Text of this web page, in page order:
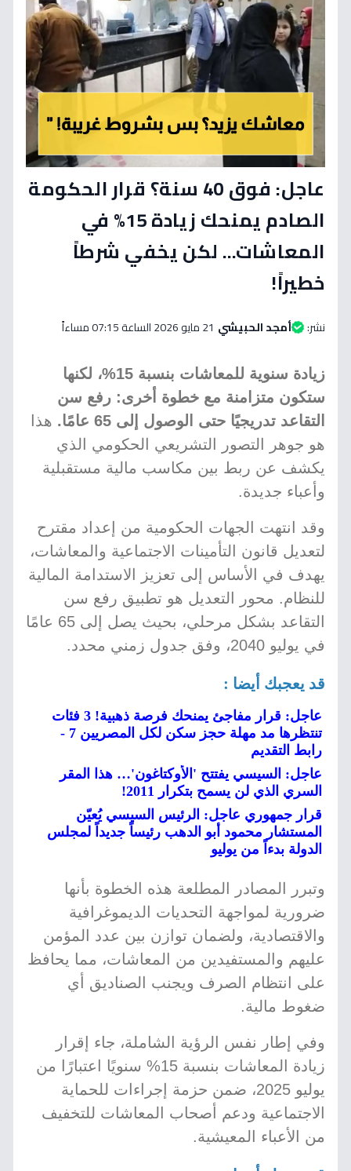
عاجل: فوق 40 سنة؟ قرار الحكومة
الصادم يمنحك زيادة 15% في
المعاشات... لكن يخفي شرطاً
خطيراً!
نشر: أمجد الحبيشي 21 مايو 2026 الساعة 07:15 مساءاً
زيادة سنوية للمعاشات بنسبة 15%، لكنها
ستكون متزامنة مع خطوة أخرى: رفع سن
التقاعد تدريجيًا حتى الوصول إلى 65 عامًا.
هذا
هو جوهر التصور التشريعي الحكومي الذي
يكشف عن ربط بين مكاسب مالية مستقبلية
وأعباء جديدة.
وقد انتهت الجهات الحكومية من إعداد مقترح
لتعديل قانون التأمينات الاجتماعية والمعاشات،
يهدف في الأساس إلى تعزيز الاستدامة المالية
للنظام. محور التعديل هو تطبيق رفع سن
التقاعد بشكل مرحلي، بحيث يصل إلى 65 عامًا
في يوليو 2040، وفق جدول زمني محدد.
قد يعجبك أيضا :
عاجل: قرار مفاجئ يمنحك فرصة ذهبية! 3 فئات
تنتظرها مد مهلة حجز سكن لكل المصريين 7 -
رابط التقديم
عاجل: السيسي يفتتح 'الأوكتاغون'… هذا المقر
السري الذي لن يسمح بتكرار 2011!
قرار جمهوري عاجل: الرئيس السيسي يُعيّن
المستشار محمود أبو الدهب رئيساً جديداً لمجلس
الدولة بدءاً من يوليو
وتبرر المصادر المطلعة هذه الخطوة بأنها
ضرورية لمواجهة التحديات الديموغرافية
والاقتصادية، ولضمان توازن بين عدد المؤمن
عليهم والمستفيدين من المعاشات، مما يحافظ
على انتظام الصرف ويجنب الصناديق أي
ضغوط مالية.
وفي إطار نفس الرؤية الشاملة، جاء إقرار
زيادة المعاشات بنسبة 15% سنويًا اعتبارًا من
يوليو 2025، ضمن حزمة إجراءات للحماية
الاجتماعية ودعم أصحاب المعاشات للتخفيف
من الأعباء المعيشية.